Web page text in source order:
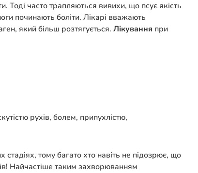
Тоді часто трапляються вивихи, що псує якість
починають боліти. Лікарі вважають
який більш розтягується. Лікування при
рухів, болем, припухлістю,
стадіях, тому багато хто навіть не підозрює, що
Найчастіше таким захворюванням